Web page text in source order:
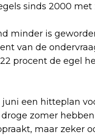
sinds 2000 met
minder is
van de
procent de egel
een hitteplan
zomer
maar zeker